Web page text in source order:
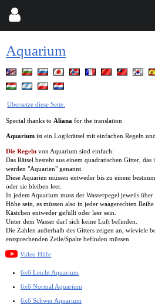
Aquarium
Übersetze diese Seite.
Special thanks to Aliana for the translation
Aquarium ist ein Logikrätsel mit einfachen Regeln
Die Regeln von Aquarium sind einfach:
Das Rätsel besteht aus einem quadratischen Gitter,
werden "Aquarien" genannt.
Diese Aquarien müssen entweder bis zu einem
oder sie bleiben leer.
In jedem Aquarium muss der Wasserpegel jeweils
Höhe sein, es müssen also in jeder waagerechten
Kästchen entweder gefüllt oder leer sein.
Unter dem Wasser darf sich keine Luft befinden.
Die Zahlen außerhalb des Gitters zeigen an, wieviele
entsprechenden Zeile/Spalte befinden müssen
Video Hilfe
6x6 Leicht Aquarium
6x6 Normal Aquarium
6x6 Schwer Aquarium